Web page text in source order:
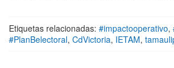
Etiquetas relacionadas: #impactooperativo,
#PlanBelectoral, CdVictoria, IETAM,